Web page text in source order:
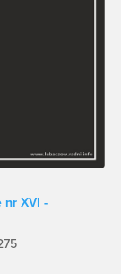
nr XVI -